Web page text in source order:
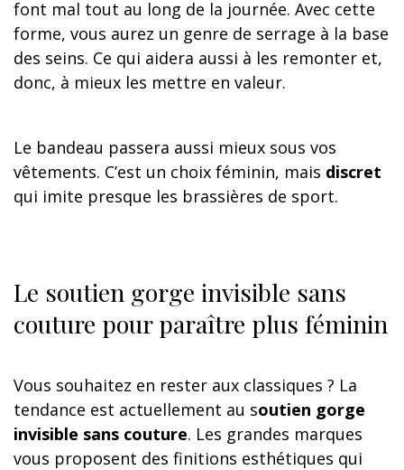
font mal tout au long de la journée. Avec cette
forme, vous aurez un genre de serrage à la base
des seins. Ce qui aidera aussi à les remonter et,
donc, à mieux les mettre en valeur.
Le bandeau passera aussi mieux sous vos
vêtements. C’est un choix féminin, mais discret
qui imite presque les brassières de sport.
Le soutien gorge invisible sans
couture pour paraître plus féminin
Vous souhaitez en rester aux classiques ? La
tendance est actuellement au soutien gorge
invisible sans couture. Les grandes marques
vous proposent des finitions esthétiques qui